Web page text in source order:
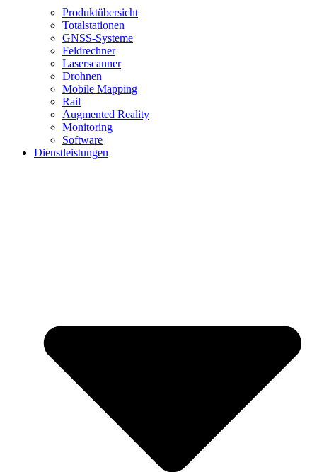
Produktübersicht
Totalstationen
GNSS-Systeme
Feldrechner
Laserscanner
Drohnen
Mobile Mapping
Rail
Augmented Reality
Monitoring
Software
Dienstleistungen